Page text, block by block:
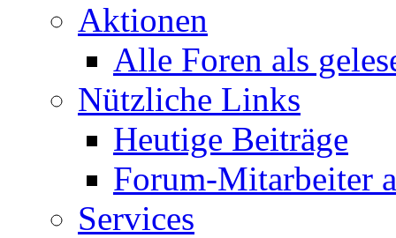
Aktionen
Alle Foren als
Nützliche Links
Heutige Beiträge
Forum-Mitarbeiter
Services